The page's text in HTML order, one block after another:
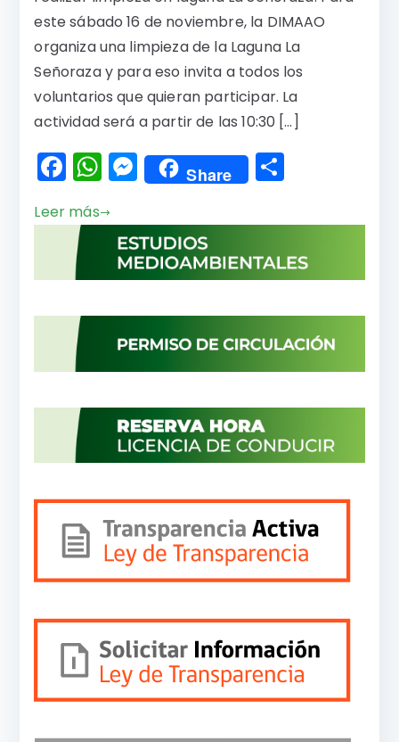
este sábado 16 de noviembre, la DIMAAO
organiza una limpieza de la Laguna La
Señoraza y para eso invita a todos los
voluntarios que quieran participar. La
actividad será a partir de las 10:30 […]
F
c
e
b
o
o
k
W
a
ts
A
p
p
M
e
s
s
e
n
g
er
Share
m
p
a
rti
r
Leer más